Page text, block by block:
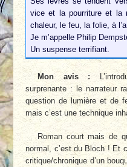
vice et la pourriture et la
chaleur, le feu, la folie, à
Je m’appelle Philip
Un suspense terrifiant.
Mon avis :
surprenante : le narrateur
question de lumière et de
mais c’est une technique
Roman court mais de
normal, c’est du Bloch ! Et
critique/chronique d’un